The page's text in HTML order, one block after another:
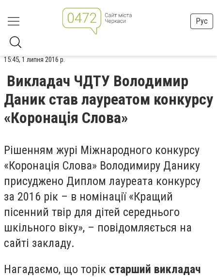
Рус
15:45, 1 липня 2016 р.
Викладач ЧДТУ Володимир
Даник став лауреатом конкурсу
«Коронація Слова»
Рішенням журі Міжнародного конкурсу
«Коронація Слова» Володимиру Данику
присуджено Диплом лауреата конкурсу
за 2016 рік – в номінації «Кращий
пісенний твір для дітей середнього
шкільного віку», – повідомляється на
сайті закладу.
Нагадаємо, що торік старший викладач